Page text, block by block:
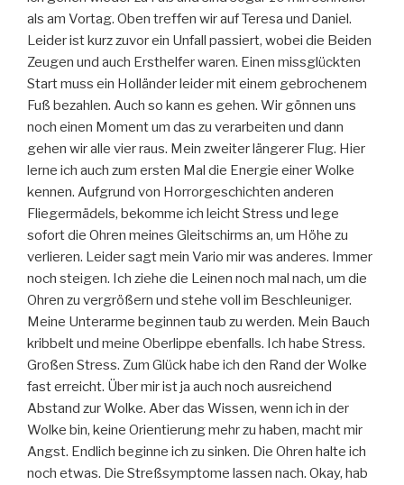
als am Vortag. Oben treffen wir auf Teresa und Daniel.
Leider ist kurz zuvor ein Unfall passiert, wobei die Beiden
Zeugen und auch Ersthelfer waren. Einen missglückten
Start muss ein Holländer leider mit einem gebrochenem
Fuß bezahlen. Auch so kann es gehen. Wir gönnen uns
noch einen Moment um das zu verarbeiten und dann
gehen wir alle vier raus. Mein zweiter längerer Flug. Hier
lerne ich auch zum ersten Mal die Energie einer Wolke
kennen. Aufgrund von Horrorgeschichten anderen
Fliegermädels, bekomme ich leicht Stress und lege
sofort die Ohren meines Gleitschirms an, um Höhe zu
verlieren. Leider sagt mein Vario mir was anderes. Immer
noch steigen. Ich ziehe die Leinen noch mal nach, um die
Ohren zu vergrößern und stehe voll im Beschleuniger.
Meine Unterarme beginnen taub zu werden. Mein Bauch
kribbelt und meine Oberlippe ebenfalls. Ich habe Stress.
Großen Stress. Zum Glück habe ich den Rand der Wolke
fast erreicht. Über mir ist ja auch noch ausreichend
Abstand zur Wolke. Aber das Wissen, wenn ich in der
Wolke bin, keine Orientierung mehr zu haben, macht mir
Angst. Endlich beginne ich zu sinken. Die Ohren halte ich
noch etwas. Die Streßsymptome lassen nach. Okay, hab